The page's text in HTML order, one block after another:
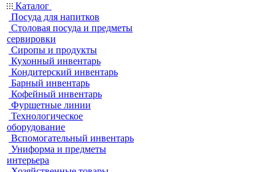
Каталог
Посуда для напитков
Столовая посуда и предметы
сервировки
Сиропы и продукты
Кухонный инвентарь
Кондитерский инвентарь
Барный инвентарь
Кофейный инвентарь
Фуршетные линии
Технологическое
оборудование
Вспомогательный инвентарь
Униформа и предметы
интерьера